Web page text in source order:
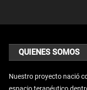
QUIENES SOMOS
Nuestro proyecto nació